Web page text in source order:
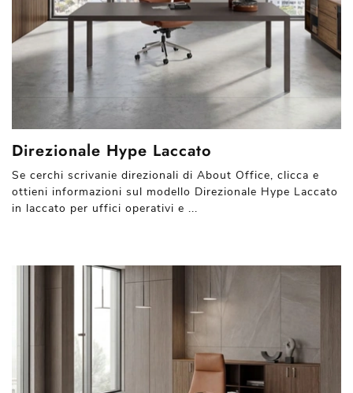
Direzionale Hype Laccato
Se cerchi scrivanie direzionali di About Office, clicca e
ottieni informazioni sul modello Direzionale Hype Laccato
in laccato per uffici operativi e ...